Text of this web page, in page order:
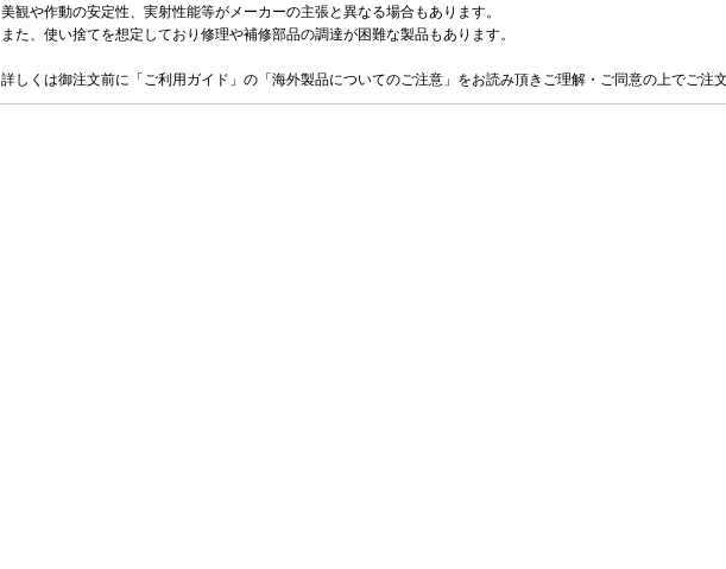
美観や作動の安定性、実射性能等がメーカーの主張と異なる場合もあります。
また、使い捨てを想定しており修理や補修部品の調達が困難な製品もあります。
詳しくは御注文前に「ご利用ガイド」の「海外製品についてのご注意」をお読み頂きご理解・ご同意の上でご注文